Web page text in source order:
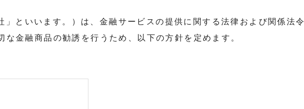
といいます。）は、金融サービスの提供に関する法律および関係法令
な金融商品の勧誘を行うため、以下の方針を定めます。